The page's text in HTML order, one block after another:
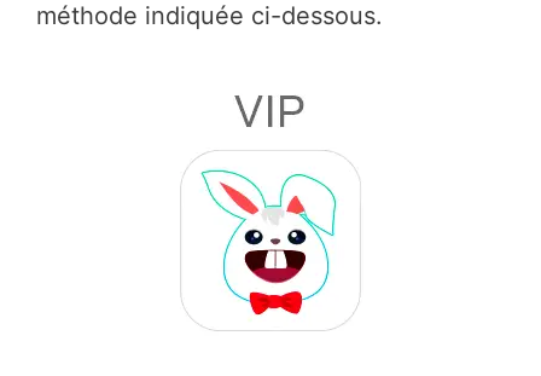
méthode indiquée ci-dessous.